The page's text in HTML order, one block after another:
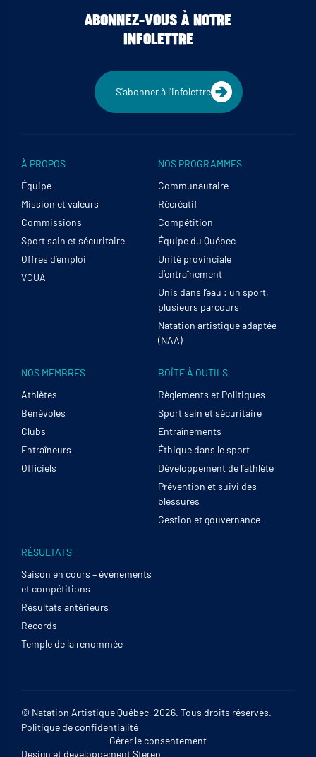
ABONNEZ-VOUS À NOTRE
INFOLETTRE
S'abonner à l'infolettre
À PROPOS
Équipe
Mission et valeurs
Commissions
Sport sain et sécuritaire
Offres d’emploi
VCUA
NOS PROGRAMMES
Communautaire
Récréatif
Compétition
Équipe du Québec
Unité provinciale
d’entraînement
Unis dans l’eau : un sport,
plusieurs parcours
Natation artistique adaptée
(NAA)
NOS MEMBRES
Athlètes
Bénévoles
Clubs
Entraîneurs
Officiels
BOÎTE À OUTILS
Règlements et Politiques
Sport sain et sécuritaire
Entraînements
Éthique dans le sport
Développement de l’athlète
Prévention et suivi des
blessures
Gestion et gouvernance
RÉSULTATS
Saison en cours – événements
et compétitions
Résultats antérieurs
Records
Temple de la renommée
© Natation Artistique Québec, 2026. Tous droits réservés.
Politique de confidentialité
Gérer le consentement
Design et developpementStereo